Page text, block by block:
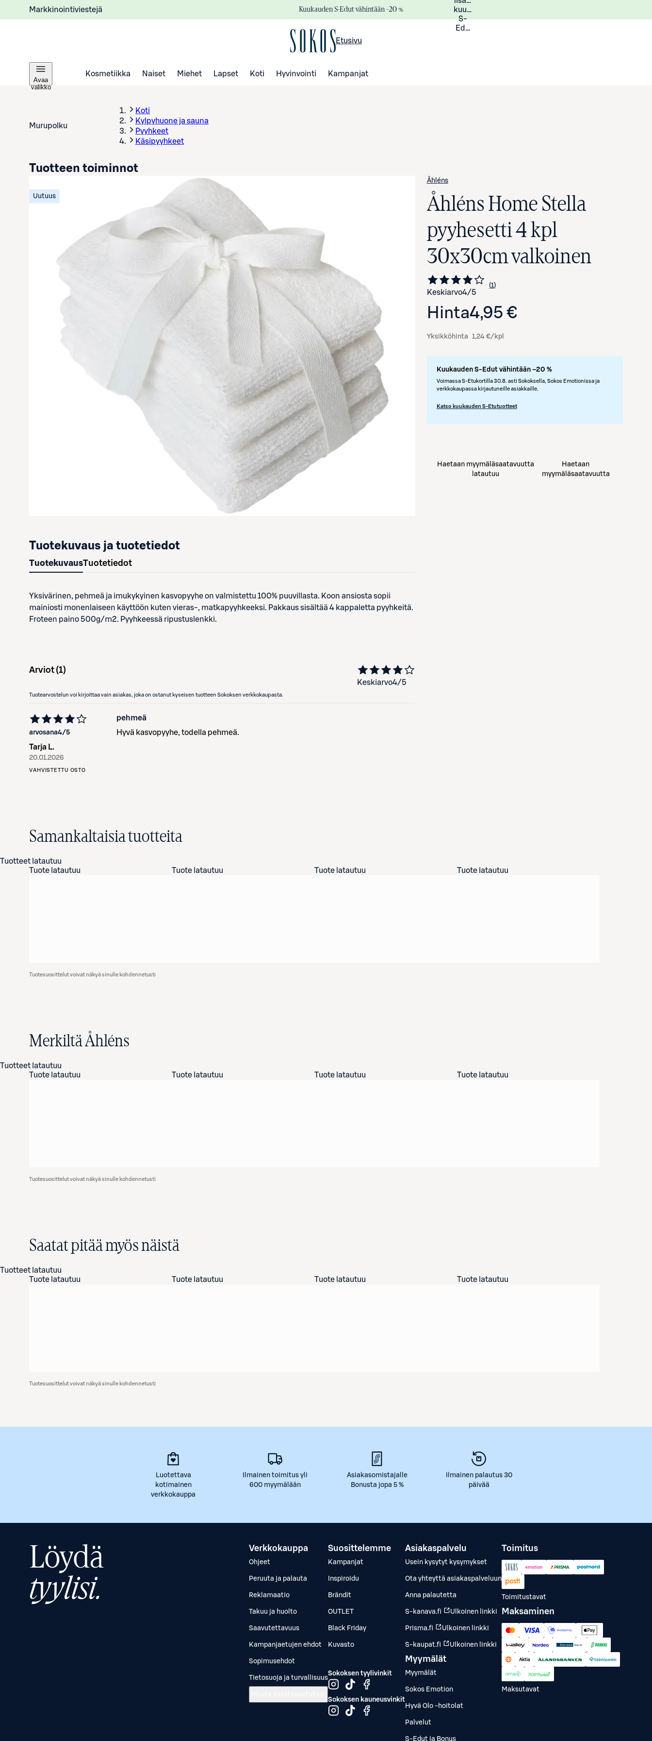
Markkinointiviestejä Kuukauden S-Edut vähintään –20 %
kuukauden
S-
Eduista
Etusivu
Avaa
valikko
Kosmetiikka Naiset Miehet Lapset Koti Hyvinvointi Kampanjat
Murupolku
Koti
Kylpyhuone ja sauna
Pyyhkeet
Käsipyyhkeet
Uutuus
Åhléns
Åhléns Home Stella
pyyhesetti 4 kpl
30x30cm valkoinen
Keskiarvo4/5 Siirry arvioihin
1
kappale
Hinta4,95 €
Yksikköhinta 1,24 €/kpl
Kuukauden S-Edut vähintään –20 %
Voimassa S-Etukortilla 30.8. asti Sokoksella, Sokos Emotionissa ja
verkkokaupassa kirjautuneille asiakkaille.
Katso kuukauden S-Etutuotteet
Tuotteen toiminnot
Haetaan myymäläsaatavuutta
latautuu
Haetaan
myymäläsaatavuutta
Tuotekuvaus ja tuotetiedot
TuotekuvausTuotetiedot
Yksivärinen, pehmeä ja imukykyinen kasvopyyhe on valmistettu 100% puuvillasta. Koon ansiosta sopii
mainiosti monenlaiseen käyttöön kuten vieras-, matkapyyhkeeksi. Pakkaus sisältää 4 kappaletta pyyhkeitä.
Froteen paino 500g/m2. Pyyhkeessä ripustuslenkki.
Arviot (1)
Keskiarvo4/5
Tuotearvostelun voi kirjoittaa vain asiakas, joka on ostanut kyseisen tuotteen Sokoksen verkkokaupasta.
arvosana4/5
Tarja L.
20.01.2026
VAHVISTETTU OSTO
pehmeä
Hyvä kasvopyyhe, todella pehmeä.
Samankaltaisia tuotteita
Tuotteet latautuu
Tuote latautuu
Tuote latautuu Tuote latautuu Tuote latautuu
Tuotesuosittelut voivat näkyä sinulle kohdennetusti
Merkiltä Åhléns
Tuotteet latautuu
Tuote latautuu
Tuote latautuu Tuote latautuu Tuote latautuu
Tuotesuosittelut voivat näkyä sinulle kohdennetusti
Saatat pitää myös näistä
Tuotteet latautuu
Tuote latautuu
Tuote latautuu Tuote latautuu Tuote latautuu
Tuotesuosittelut voivat näkyä sinulle kohdennetusti
Luotettava
kotimainen
verkkokauppa
Ilmainen toimitus yli
600 myymälään
Asiakasomistajalle
Bonusta jopa 5 %
Ilmainen palautus 30
päivää
Löydä
tyylisi.
Verkkokauppa
Ohjeet
Peruuta ja palauta
Reklamaatio
Takuu ja huolto
Saavutettavuus
Kampanjaetujen ehdot
Sopimusehdot
Tietosuoja ja turvallisuus
Suosittelemme
Kampanjat
Inspiroidu
Brändit
OUTLET
Black Friday
Kuvasto
Sokoksen tyylivinkit
Sokoksen kauneusvinkit
Asiakaspalvelu
Usein kysytyt kysymykset
Ota yhteyttä asiakaspalveluun
Anna palautetta
S-kanava.fi Ulkoinen linkki
Prisma.fi Ulkoinen linkki
S-kaupat.fi Ulkoinen linkki
Myymälät
Myymälät
Sokos Emotion
Hyvä Olo -hoitolat
Palvelut
S-Edut ja Bonus
Toimitus
Toimitustavat
Maksaminen
Maksutavat